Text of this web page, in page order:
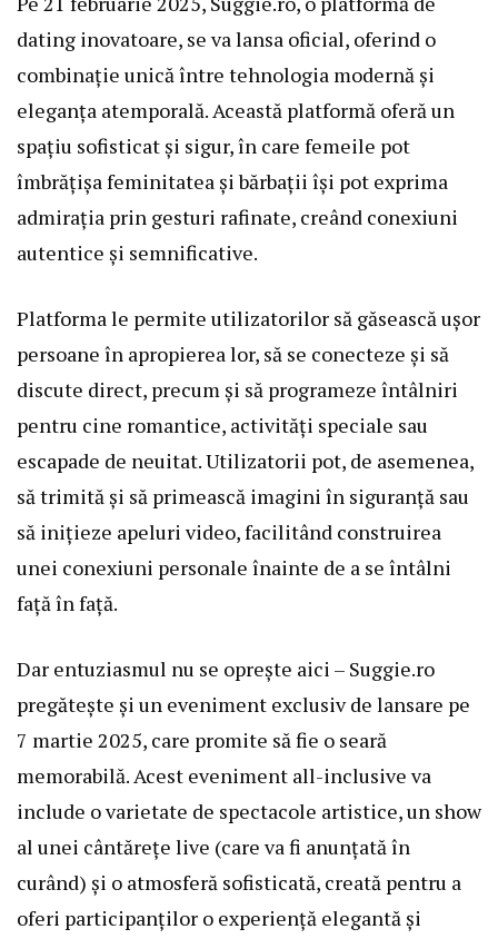
dating inovatoare, se va lansa oficial, oferind o
combinație unică între tehnologia modernă și
eleganța atemporală. Această platformă oferă un
spațiu sofisticat și sigur, în care femeile pot
îmbrățișa feminitatea și bărbații își pot exprima
admirația prin gesturi rafinate, creând conexiuni
autentice și semnificative.
Platforma le permite utilizatorilor să găsească ușor
persoane în apropierea lor, să se conecteze și să
discute direct, precum și să programeze întâlniri
pentru cine romantice, activități speciale sau
escapade de neuitat. Utilizatorii pot, de asemenea,
să trimită și să primească imagini în siguranță sau
să inițieze apeluri video, facilitând construirea
unei conexiuni personale înainte de a se întâlni
față în față.
Dar entuziasmul nu se oprește aici – Suggie.ro
pregătește și un eveniment exclusiv de lansare pe
7 martie 2025, care promite să fie o seară
memorabilă. Acest eveniment all-inclusive va
include o varietate de spectacole artistice, un show
al unei cântărețe live (care va fi anunțată în
curând) și o atmosferă sofisticată, creată pentru a
oferi participanților o experiență elegantă și